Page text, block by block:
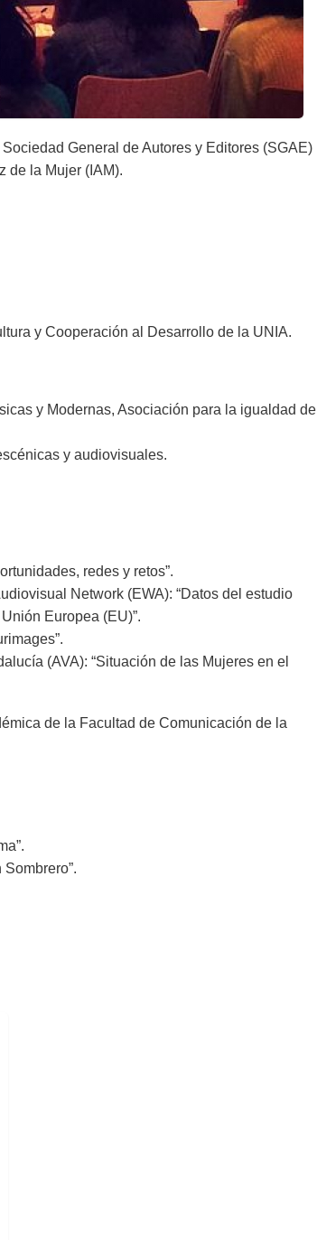
General de Autores y Editores (SGAE)
de la Mujer (IAM).
y Cooperación al Desarrollo de la UNIA.
y Modernas, Asociación para la igualdad de
y audiovisuales.
redes y retos”.
Network (EWA): “Datos del estudio
Europea (EU)”.
(AVA): “Situación de las Mujeres en el
de la Facultad de Comunicación de la